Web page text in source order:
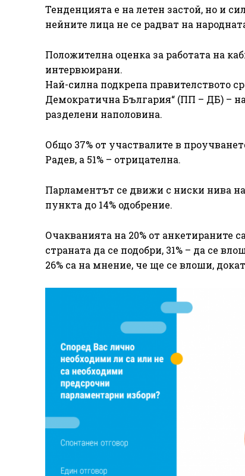
Тенденцията е на летен застой, но и
нейните лица не се радват на
Положителна оценка за работата на
интервюирани.
Най-силна подкрепа правителството
Демократична България“ (ПП – ДБ) –
разделени наполовина.
Общо 37% от участвалите в
Радев, а 51% – отрицателна.
Парламентът се движи с ниски нива
пункта до 14% одобрение.
Очакванията на 20% от анкетираните
страната да се подобри, 31% – да се
26% са на мнение, че ще се влоши,